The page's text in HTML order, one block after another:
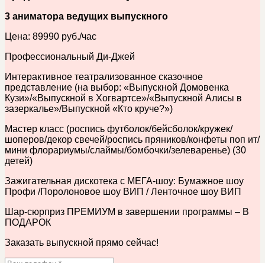
3 аниматора ведущих выпускного
Цена: 89990 руб./час
Профессиональный Ди-Джей
Интерактивное театрализованное сказочное
представление (на выбор: «Выпускной Домовенка
Кузи»/«Выпускной в Хогвартсе»/«Выпускной Алисы в
зазеркалье»/Выпускной «Кто круче?»)
Мастер класс (роспись футболок/бейсболок/кружек/
шоперов/декор свечей/роспись пряников/конфеты поп ит/
мини флорариумы/слаймы/бомбочки/зелеваренье) (30
детей)
Зажигательная дискотека с МЕГА-шоу: Бумажное шоу
Профи /Поролоновое шоу ВИП / Ленточное шоу ВИП
Шар-сюрприз ПРЕМИУМ в завершении программы – В
ПОДАРОК
Заказать выпускной прямо сейчас!